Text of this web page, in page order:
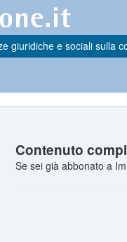
giuridiche e sociali sulla
Contenuto
Se sei già abbonato a